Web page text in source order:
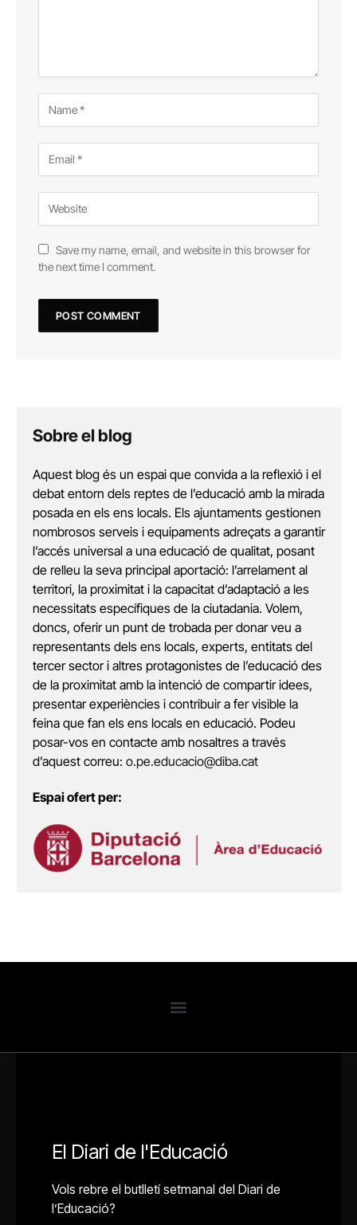
Save my name, email, and website in this browser for
the next time I comment.
Sobre el blog
Aquest blog és un espai que convida a la reflexió i el
debat entorn dels reptes de l’educació amb la mirada
posada en els ens locals. Els ajuntaments gestionen
nombrosos serveis i equipaments adreçats a garantir
l’accés universal a una educació de qualitat, posant
de relleu la seva principal aportació: l’arrelament al
territori, la proximitat i la capacitat d’adaptació a les
necessitats específiques de la ciutadania. Volem,
doncs, oferir un punt de trobada per donar veu a
representants dels ens locals, experts, entitats del
tercer sector i altres protagonistes de l’educació des
de la proximitat amb la intenció de compartir idees,
presentar experiències i contribuir a fer visible la
feina que fan els ens locals en educació. Podeu
posar-vos en contacte amb nosaltres a través
d’aquest correu: o.pe.educacio@diba.cat
Espai ofert per: